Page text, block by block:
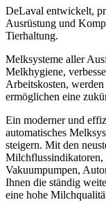
DeLaval entwickelt,
Ausrüstung und
Tierhaltung.
Melksysteme aller
Melkhygiene,
Arbeitskosten,
ermöglichen eine
Ein moderner und
automatisches
steigern. Mit den
Milchflussindikatoren,
Vakuumpumpen,
Ihnen die ständig
eine hohe